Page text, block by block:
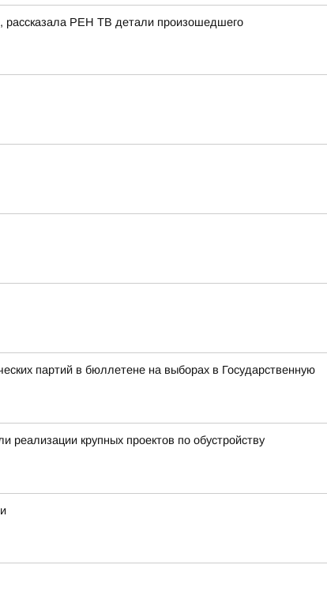
рассказала РЕН ТВ детали произошедшего
партий в бюллетене на выборах в Государственную
реализации крупных проектов по обустройству